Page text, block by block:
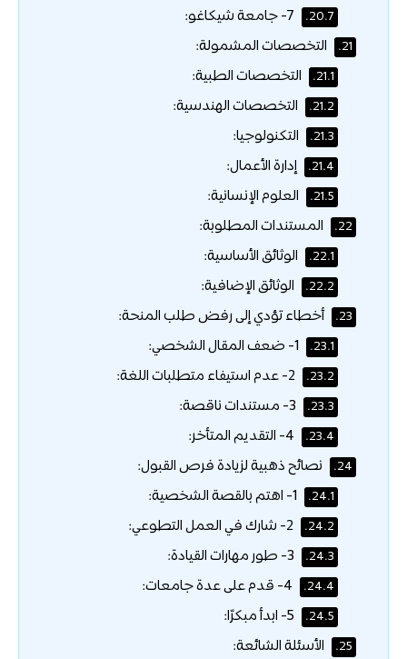
20.7.
21. التخصصات المشمولة:
21.1. التخصصات الطبية:
21.2. التخصصات الهندسية:
21.3. التكنولوجيا:
21.4. إدارة الأعمال:
21.5. العلوم الإنسانية:
22. المستندات المطلوبة:
22.1. الوثائق الأساسية:
22.2. الوثائق الإضافية:
23. أخطاء تؤدي إلى رفض طلب المنحة:
23.1.
23.2.
23.3.
23.4.
24. نصائح ذهبية لزيادة فرص القبول:
24.1.
24.2.
24.3.
24.4.
24.5.
25. الأسئلة الشائعة: